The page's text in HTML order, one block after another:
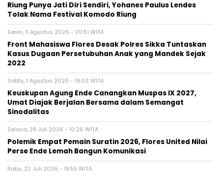
Riung Punya Jati Diri Sendiri, Yohanes Paulus Lendes
Tolak Nama Festival Komodo Riung
Senin, 3 Agustus 2026 - 20:51 WITA
Front Mahasiswa Flores Desak Polres Sikka Tuntaskan
Kasus Dugaan Persetubuhan Anak yang Mandek Sejak
2022
Sabtu, 1 Agustus 2026 - 16:03 WITA
Keuskupan Agung Ende Canangkan Muspas IX 2027,
Umat Diajak Berjalan Bersama dalam Semangat
Sinodalitas
Selasa, 28 Juli 2026 - 10:26 WITA
Polemik Empat Pemain Suratin 2026, Flores United Nilai
Perse Ende Lemah Bangun Komunikasi
Rabu, 22 Juli 2026 - 19:59 WITA